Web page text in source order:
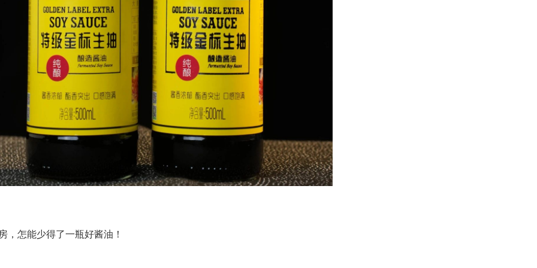
，怎能少得了一瓶好酱油！